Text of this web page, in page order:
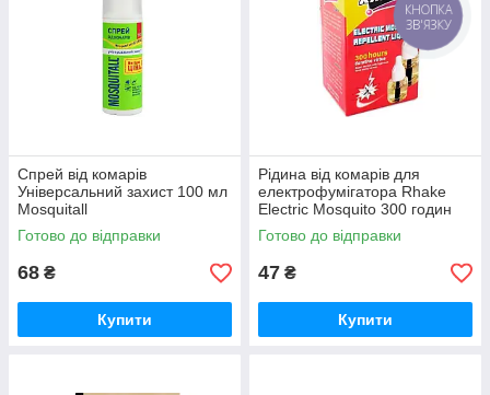
Спрей від комарів
Універсальний захист 100 мл
Mosquitall
Готово до відправки
68 ₴
Купити
Рідина від комарів для
електрофумігатора Rhake
Electric Mosquito 300 годин
108-2 Китай
Готово до відправки
47 ₴
Купити
КНОПКА
ЗВ'ЯЗКУ